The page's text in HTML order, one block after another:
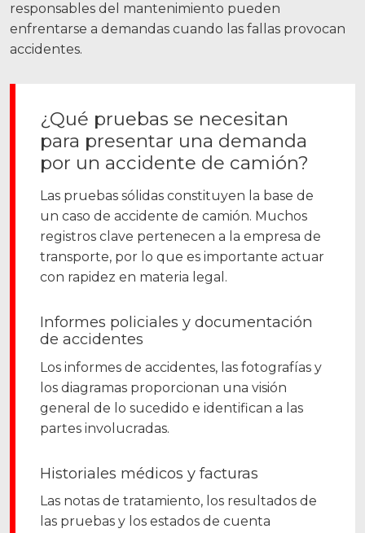
responsables del mantenimiento pueden
enfrentarse a demandas cuando las fallas provocan
accidentes.
¿Qué pruebas se necesitan
para presentar una demanda
por un accidente de camión?
Las pruebas sólidas constituyen la base de
un caso de accidente de camión. Muchos
registros clave pertenecen a la empresa de
transporte, por lo que es importante actuar
con rapidez en materia legal.
Informes policiales y documentación
de accidentes
Los informes de accidentes, las fotografías y
los diagramas proporcionan una visión
general de lo sucedido e identifican a las
partes involucradas.
Historiales médicos y facturas
Las notas de tratamiento, los resultados de
las pruebas y los estados de cuenta